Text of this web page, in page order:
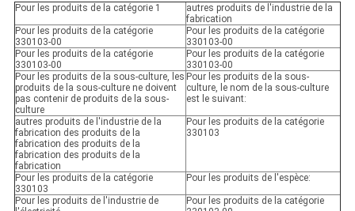
Pour les produits de la catégorie 1
autres produits de l'industrie de la
fabrication
Pour les produits de la catégorie
330103-00
Pour les produits de la catégorie
330103-00
Pour les produits de la catégorie
330103-00
Pour les produits de la catégorie
330103-00
Pour les produits de la sous-culture, les
produits de la sous-culture ne doivent
pas contenir de produits de la sous-
culture
Pour les produits de la sous-
culture, le nom de la sous-culture
est le suivant:
autres produits de l'industrie de la
fabrication des produits de la
fabrication des produits de la
fabrication des produits de la
fabrication
Pour les produits de la catégorie
330103
Pour les produits de la catégorie
330103
Pour les produits de l'espèce:
Pour les produits de l'industrie de
Pour les produits de la catégorie